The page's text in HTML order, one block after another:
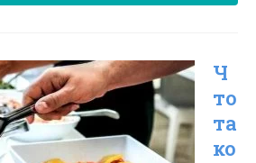
в
самолете
духи
Ч
то
та
ко